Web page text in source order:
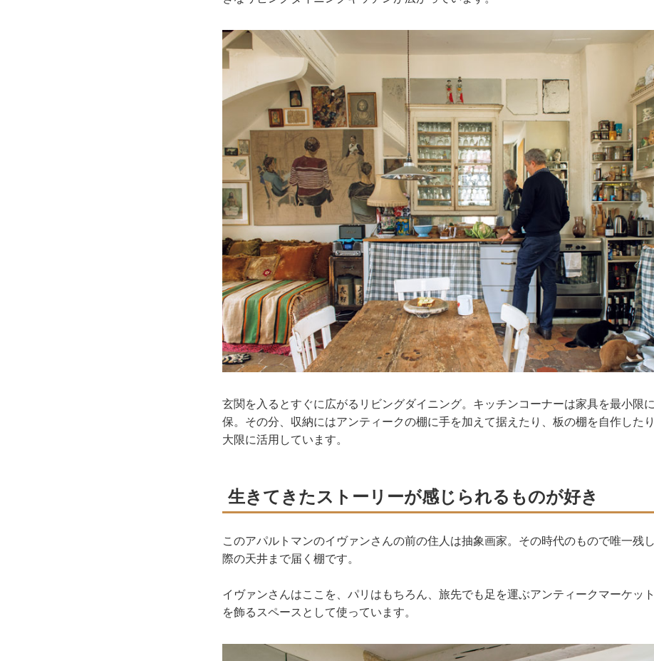
玄関を入るとすぐに広がるリビングダイニング。キッチンコーナーは家具を最小限
保。その分、収納にはアンティークの棚に手を加えて据えたり、板の棚を自作した
大限に活用しています。
生きてきたストーリーが感じられるものが好き
このアパルトマンのイヴァンさんの前の住人は抽象画家。その時代のもので唯一残
際の天井まで届く棚です。
イヴァンさんはここを、パリはもちろん、旅先でも足を運ぶアンティークマーケッ
を飾るスペースとして使っています。